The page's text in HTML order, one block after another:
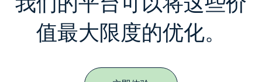
值最大限度的优化。